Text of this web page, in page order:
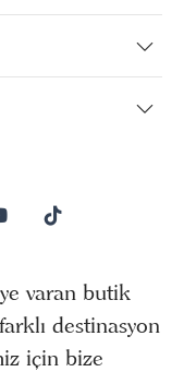
varan butik
destinasyon
için bize